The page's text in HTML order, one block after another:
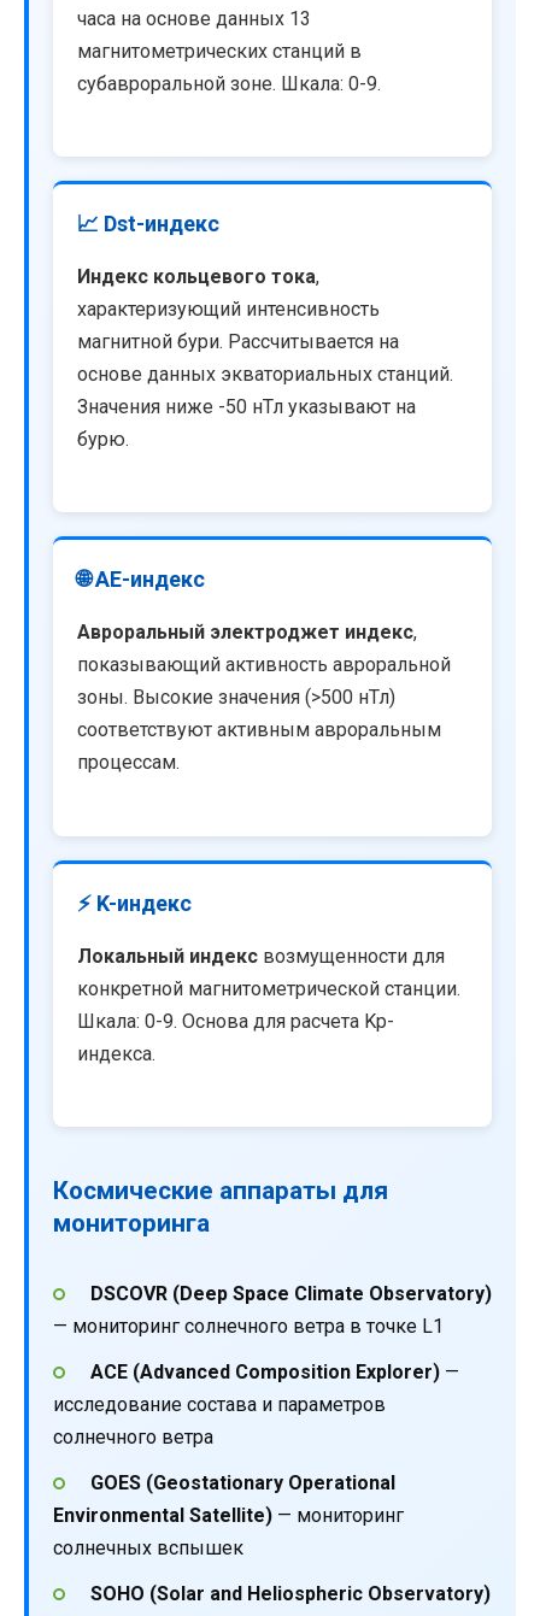
часа на основе данных 13
магнитометрических станций в
субавроральной зоне. Шкала: 0-9.
📈 Dst-индекс
Индекс кольцевого тока,
характеризующий интенсивность
магнитной бури. Рассчитывается на
основе данных экваториальных станций.
Значения ниже -50 нТл указывают на
бурю.
🌐 AE-индекс
Авроральный электроджет индекс,
показывающий активность авроральной
зоны. Высокие значения (>500 нТл)
соответствуют активным авроральным
процессам.
⚡ K-индекс
Локальный индекс возмущенности для
конкретной магнитометрической станции.
Шкала: 0-9. Основа для расчета Kp-
индекса.
Космические аппараты для
мониторинга
DSCOVR (Deep Space Climate Observatory)
— мониторинг солнечного ветра в точке L1
ACE (Advanced Composition Explorer)—
исследование состава и параметров
солнечного ветра
GOES (Geostationary Operational
Environmental Satellite) — мониторинг
солнечных вспышек
SOHO (Solar and Heliospheric Observatory)